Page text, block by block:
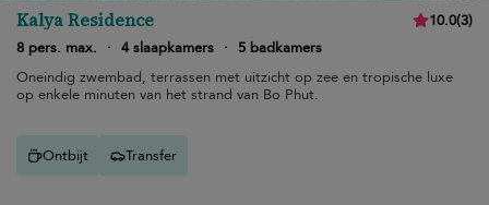
Kalya Residence 10.0(3)
8 pers. max.
· 4 slaapkamers ·
5 badkamers
Oneindig zwembad, terrassen met uitzicht op zee en tropische luxe
op enkele minuten van het strand van Bo Phut.
Ontbijt Transfer